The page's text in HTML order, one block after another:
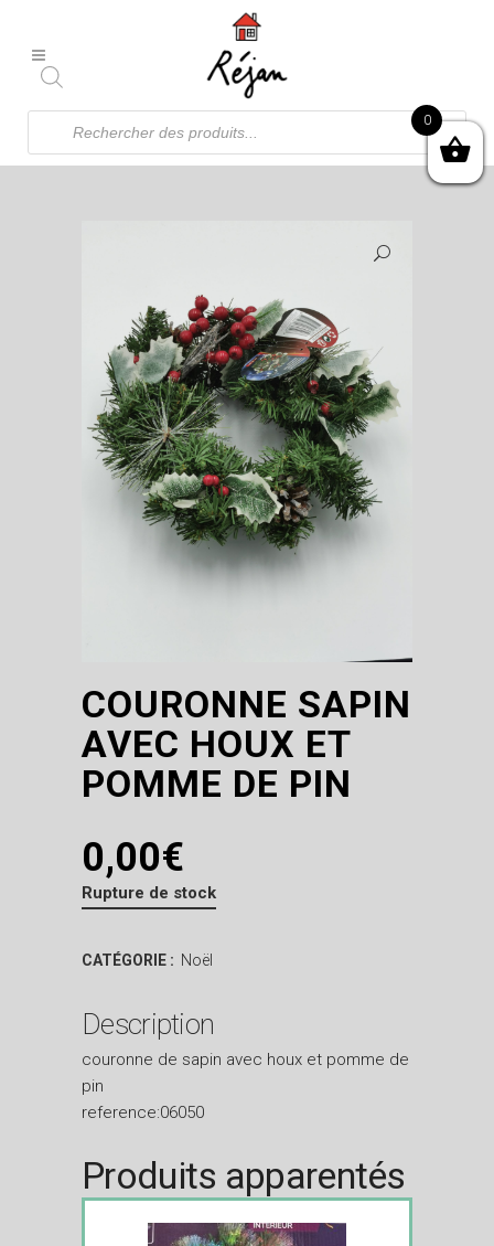
Recherche
produits
COURONNE SAPIN
AVEC HOUX ET
POMME DE PIN
0,00€
Rupture de stock
CATÉGORIE : Noël
Description
couronne de sapin avec houx et pomme de
pin
reference:06050
Produits apparentés
0